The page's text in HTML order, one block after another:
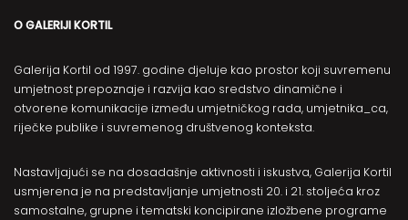
O GALERIJI KORTIL
Galerija Kortil od 1997. godine djeluje kao prostor koji suvremenu
umjetnost prepoznaje i razvija kao sredstvo dinamične i
otvorene komunikacije između umjetničkog rada, umjetnika_ca,
riječke publike i suvremenog društvenog konteksta.
Nastavljajući se na dosadašnje aktivnosti i iskustva, Galerija Kortil
usmjerena je na predstavljanje umjetnosti 20. i 21. stoljeća kroz
samostalne, grupne i tematski koncipirane izložbene programe